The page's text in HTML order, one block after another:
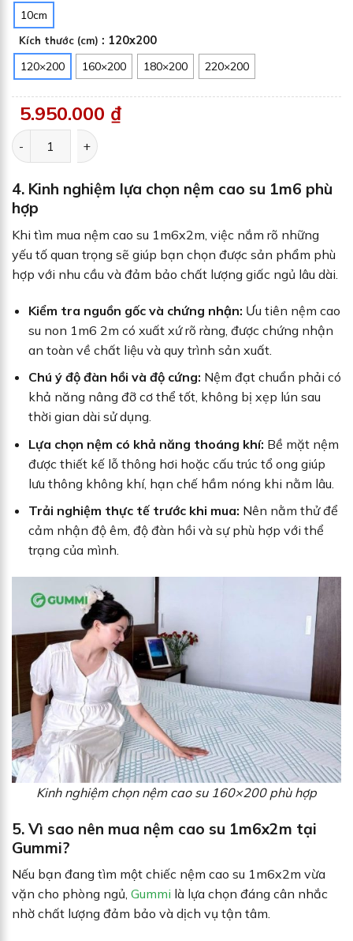
10cm
Kích thước (cm) : 120x200
120×200
160×200 180×200 220×200
5.950.000 ₫
Nệm cao su đa tầng Gummi Lite số lượng
4. Kinh nghiệm lựa chọn nệm cao su 1m6 phù
hợp
Khi tìm mua nệm cao su 1m6x2m, việc nắm rõ những
yếu tố quan trọng sẽ giúp bạn chọn được sản phẩm phù
hợp với nhu cầu và đảm bảo chất lượng giấc ngủ lâu dài.
Kiểm tra nguồn gốc và chứng nhận: Ưu tiên nệm cao
su non 1m6 2m có xuất xứ rõ ràng, được chứng nhận
an toàn về chất liệu và quy trình sản xuất.
Chú ý độ đàn hồi và độ cứng: Nệm đạt chuẩn phải có
khả năng nâng đỡ cơ thể tốt, không bị xẹp lún sau
thời gian dài sử dụng.
Lựa chọn nệm có khả năng thoáng khí: Bề mặt nệm
được thiết kế lỗ thông hơi hoặc cấu trúc tổ ong giúp
lưu thông không khí, hạn chế hầm nóng khi nằm lâu.
Trải nghiệm thực tế trước khi mua: Nên nằm thử để
cảm nhận độ êm, độ đàn hồi và sự phù hợp với thể
trạng của mình.
Kinh nghiệm chọn nệm cao su 160×200 phù hợp
5. Vì sao nên mua nệm cao su 1m6x2m tại
Gummi?
Nếu bạn đang tìm một chiếc nệm cao su 1m6x2m vừa
vặn cho phòng ngủ, Gummi là lựa chọn đáng cân nhắc
nhờ chất lượng đảm bảo và dịch vụ tận tâm.